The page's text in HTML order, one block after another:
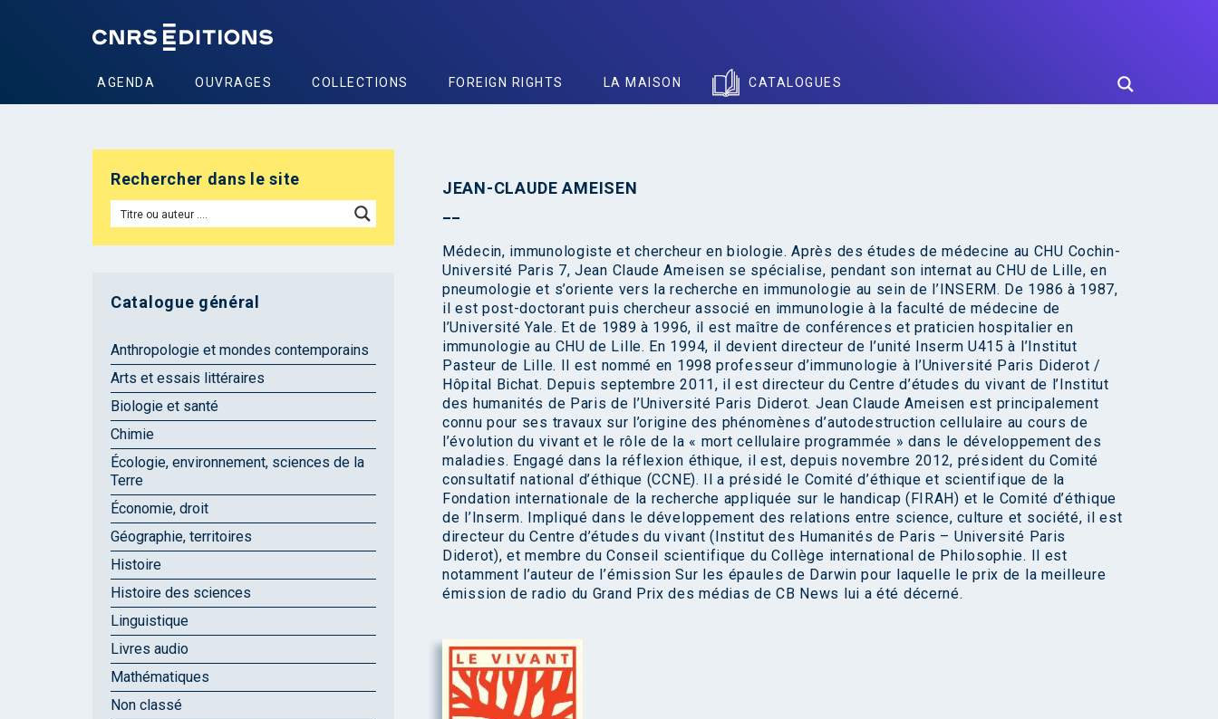
AGENDA OUVRAGES COLLECTIONS FOREIGN RIGHTS LA MAISON CATALOGUES
JEAN-CLAUDE AMEISEN
Médecin, immunologiste et chercheur en biologie. Après des études de médecine au CHU Cochin-
Université Paris 7, Jean Claude Ameisen se spécialise, pendant son internat au CHU de Lille, en
pneumologie et s’oriente vers la recherche en immunologie au sein de l’INSERM. De 1986 à 1987,
il est post-doctorant puis chercheur associé en immunologie à la faculté de médecine de
l’Université Yale. Et de 1989 à 1996, il est maître de conférences et praticien hospitalier en
immunologie au CHU de Lille. En 1994, il devient directeur de l’unité Inserm U415 à l’Institut
Pasteur de Lille. Il est nommé en 1998 professeur d’immunologie à l’Université Paris Diderot /
Hôpital Bichat. Depuis septembre 2011, il est directeur du Centre d’études du vivant de l’Institut
des humanités de Paris de l’Université Paris Diderot. Jean Claude Ameisen est principalement
connu pour ses travaux sur l’origine des phénomènes d’autodestruction cellulaire au cours de
l’évolution du vivant et le rôle de la « mort cellulaire programmée » dans le développement des
maladies. Engagé dans la réflexion éthique, il est, depuis novembre 2012, président du Comité
consultatif national d’éthique (CCNE). Il a présidé le Comité d’éthique et scientifique de la
Fondation internationale de la recherche appliquée sur le handicap (FIRAH) et le Comité d’éthique
de l’Inserm. Impliqué dans le développement des relations entre science, culture et société, il est
directeur du Centre d’études du vivant (Institut des Humanités de Paris – Université Paris
Diderot), et membre du Conseil scientifique du Collège international de Philosophie. Il est
notamment l’auteur de l’émission Sur les épaules de Darwin pour laquelle le prix de la meilleure
émission de radio du Grand Prix des médias de CB News lui a été décerné.
Rechercher dans le site
Catalogue général
Anthropologie et mondes contemporains
Arts et essais littéraires
Biologie et santé
Chimie
Écologie, environnement, sciences de la
Terre
Économie, droit
Géographie, territoires
Histoire
Histoire des sciences
Linguistique
Livres audio
Mathématiques
Non classé